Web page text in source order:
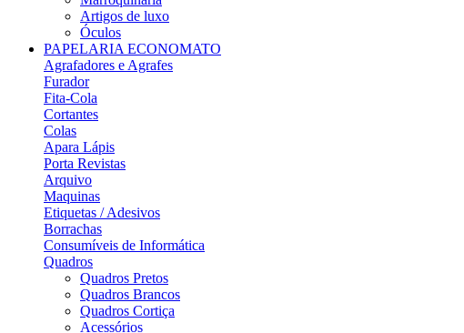
Artigos de luxo
Óculos
PAPELARIA ECONOMATO
Agrafadores e Agrafes
Furador
Fita-Cola
Cortantes
Colas
Apara Lápis
Porta Revistas
Arquivo
Maquinas
Etiquetas / Adesivos
Borrachas
Consumíveis de Informática
Quadros
Quadros Pretos
Quadros Brancos
Quadros Cortiça
Acessórios